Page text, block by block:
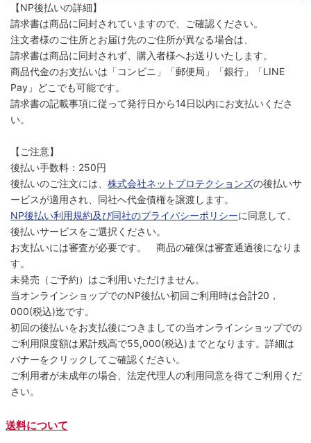
【NP後払いの詳細】
請求書は商品に同封されていますので、ご確認ください。
注文者様のご住所とお届け先のご住所が異なる場合は、
請求書は商品に同封されず、購入者様へお送りいたします。
商品代金のお支払いは「コンビニ」「郵便局」「銀行」「LINE
Pay」どこでも可能です。
請求書の記載事項に従って発行日から14日以内にお支払いくださ
い。
【ご注意】
後払い手数料：250円
後払いのご注文には、 株式会社ネットプロテクションズの後払いサ
ービスが適用され、同社へ代金債権を譲渡します。
NP後払い利用規約及び同社のプライバシーポリシーに同意して、
後払いサービスをご選択ください。
お支払いには審査が必要です。 商品の確保は審査通過後になりま
す。
未発売（ご予約）はご利用いただけません。
当オンラインショップでのNP後払い初回ご利用時は合計20，
000(税込)迄です。
初回の後払いをお支払後につきましての当オンラインショップでの
ご利用限度額は累計残高で55,000(税込)までとなります。詳細は
バナーをクリックしてご確認ください。
ご利用者が未成年の場合、法定代理人の利用同意を得てご利用くだ
さい。
送料について